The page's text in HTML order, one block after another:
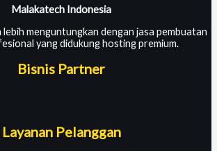
Malakatech Indonesia
lebih menguntungkan dengan jasa pembuatan
yang didukung hosting premium.
Bisnis Partner
Layanan Pelanggan